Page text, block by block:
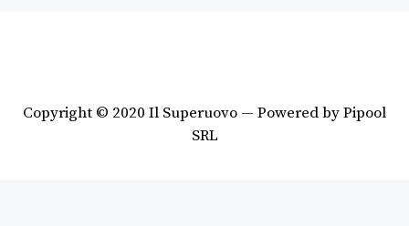
Copyright © 2020 Il Superuovo — Powered by Pipool
SRL